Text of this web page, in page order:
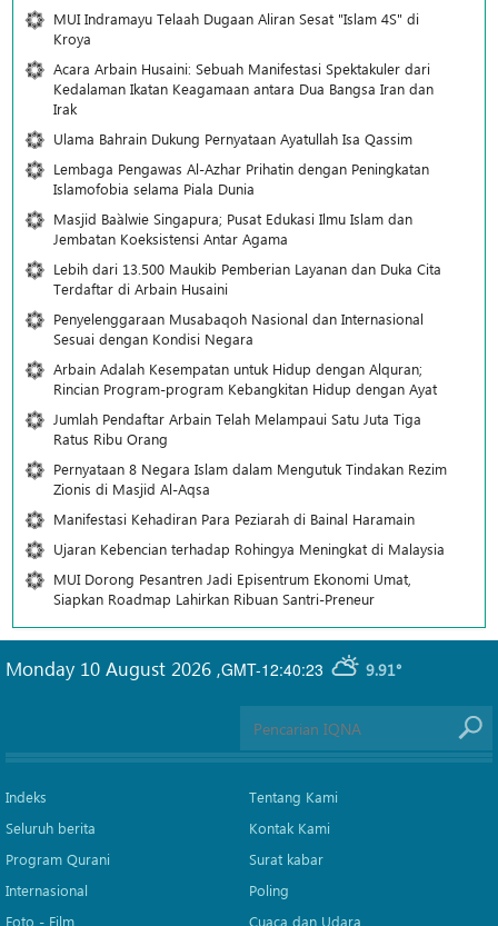
MUI Indramayu Telaah Dugaan Aliran Sesat "Islam 4S" di
Kroya
Acara Arbain Husaini: Sebuah Manifestasi Spektakuler dari
Kedalaman Ikatan Keagamaan antara Dua Bangsa Iran dan
Irak
Ulama Bahrain Dukung Pernyataan Ayatullah Isa Qassim
Lembaga Pengawas Al-Azhar Prihatin dengan Peningkatan
Islamofobia selama Piala Dunia
Masjid Ba`alwie Singapura; Pusat Edukasi Ilmu Islam dan
Jembatan Koeksistensi Antar Agama
Lebih dari 13.500 Maukib Pemberian Layanan dan Duka Cita
Terdaftar di Arbain Husaini
Penyelenggaraan Musabaqoh Nasional dan Internasional
Sesuai dengan Kondisi Negara
Arbain Adalah Kesempatan untuk Hidup dengan Alquran;
Rincian Program-program Kebangkitan Hidup dengan Ayat
Jumlah Pendaftar Arbain Telah Melampaui Satu Juta Tiga
Ratus Ribu Orang
Pernyataan 8 Negara Islam dalam Mengutuk Tindakan Rezim
Zionis di Masjid Al-Aqsa
Manifestasi Kehadiran Para Peziarah di Bainal Haramain
Ujaran Kebencian terhadap Rohingya Meningkat di Malaysia
MUI Dorong Pesantren Jadi Episentrum Ekonomi Umat,
Siapkan Roadmap Lahirkan Ribuan Santri-Preneur
GMT-12:40:23 9.91°
Monday 10 August 2026 ,
Indeks
Seluruh berita
Program Qurani
Internasional
Foto - Film
Tentang Kami
Kontak Kami
Surat kabar
Poling
Cuaca dan Udara